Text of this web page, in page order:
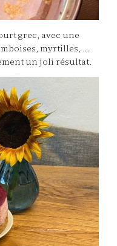
grec, avec une
myrtilles, …
un joli résultat.